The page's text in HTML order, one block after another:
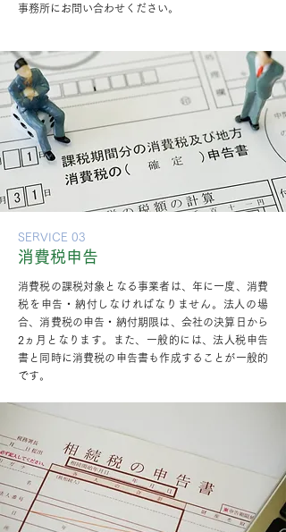
事務所にお問い合わせください。
SERVICE 03
消費税申告
消費税の課税対象となる事業者は、年に一度、消費
税を申告・納付しなければなりません。法人の場
合、消費税の申告・納付期限は、会社の決算日から
2ヵ月となります。また、一般的には、法人税申告
書と同時に消費税の申告書も作成することが一般的
です。